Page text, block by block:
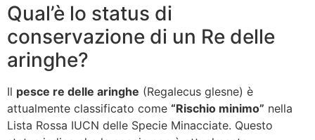
Qual’è lo status di
conservazione di un Re delle
aringhe?
Il pesce re delle aringhe (Regalecus glesne) è
attualmente classificato come “Rischio minimo” nella
Lista Rossa IUCN delle Specie Minacciate. Questo